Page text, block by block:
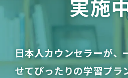
実施
日本人カウンセラーが、
せてぴったりの学習プラ